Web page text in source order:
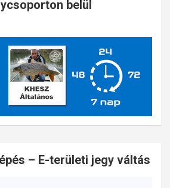
belül
– E-területi jegy váltás